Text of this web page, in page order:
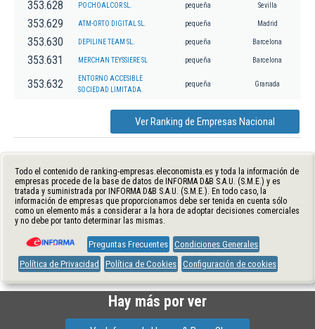
353.628 POCHOALCOR SL. pequeña Sevilla
353.629 ATM-ORTO DIGITAL SL. pequeña Madrid
353.630 DEPILINE TEAM SL. pequeña Barcelona
353.631 MERCHAN TEYSSIERE SL pequeña Barcelona
353.632
ENTORNO ACCESIBLE
SOCIEDAD LIMITADA.
pequeña Granada
Ver Ranking de Empresas Nacional
Todo el contenido de ranking-empresas.eleconomista.es y toda la información de
empresas procede de la base de datos de INFORMA D&B S.A.U. (S.M.E.) y es
tratada y suministrada por INFORMA D&B S.A.U. (S.M.E.). En todo caso, la
información de empresas que proporcionamos debe ser tenida en cuenta sólo
como un elemento más a considerar a la hora de adoptar decisiones comerciales
y no debe por tanto determinar las mismas.
Preguntas Frecuentes Condiciones Generales
Política de Privacidad
Política de Cookies Configuración de cookies
Hay más por ver